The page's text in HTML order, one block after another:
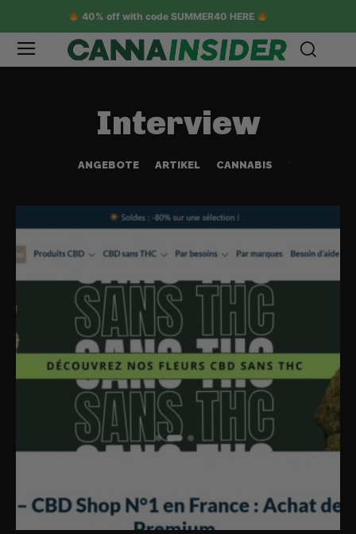
40% off with code SUMMER40 HERE
Interview
ANGEBOTE ARTIKEL CANNABIS